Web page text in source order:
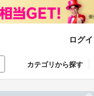
ログ
カテゴリから探す